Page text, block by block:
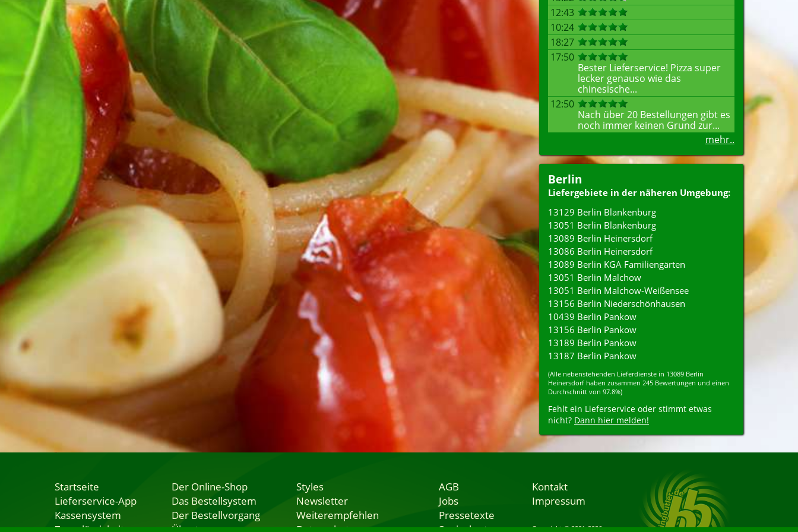
12:43
10:24
18:27
17:50
Bester Lieferservice! Pizza super
lecker genauso wie das
chinesische...
12:50
Nach über 20 Bestellungen gibt es
noch immer keinen Grund zur...
mehr..
Berlin
Liefergebiete in der näheren Umgebung:
13129 Berlin Blankenburg
13051 Berlin Blankenburg
13089 Berlin Heinersdorf
13086 Berlin Heinersdorf
13089 Berlin KGA Familiengärten
13051 Berlin Malchow
13051 Berlin Malchow-Weißensee
13156 Berlin Niederschönhausen
10439 Berlin Pankow
13156 Berlin Pankow
13189 Berlin Pankow
13187 Berlin Pankow
(Alle nebenstehenden Lieferdienste in 13089 Berlin
Heinersdorf haben zusammen 245 Bewertungen und einen
Durchschnitt von 97.8%)
Fehlt ein Lieferservice oder stimmt etwas
nicht? Dann hier melden!
Startseite
Lieferservice-App
Kassensystem
Zuverlässigkeit
Der Online-Shop
Das Bestellsystem
Der Bestellvorgang
Übertragung
Styles
Newsletter
Weiterempfehlen
Datenschutz
AGB
Jobs
Pressetexte
Speisekarten
Kontakt
Impressum
Copyright © 2001-2026